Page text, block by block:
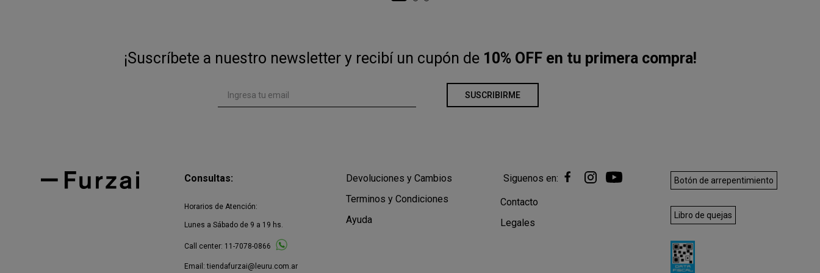
¡Suscríbete a nuestro newsletter y recibí un cupón de 10% OFF en tu primera compra!
SUSCRIBIRME
Consultas:
Horarios de Atención:
Lunes a Sábado de 9 a 19 hs.
Call center: 11-7078-0866
Email:tiendafurzai@leuru.com.ar
Devoluciones y Cambios
Terminos y Condiciones
Ayuda
Siguenos en:
Contacto
Legales
Botón de arrepentimiento
Libro de quejas